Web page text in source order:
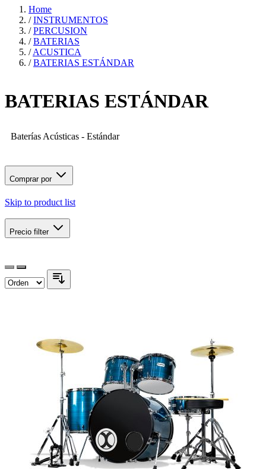
Home
/ INSTRUMENTOS
/ PERCUSION
/ BATERIAS
/ ACUSTICA
/ BATERIAS ESTÁNDAR
BATERIAS ESTÁNDAR
Baterías Acústicas - Estándar
Comprar por
Skip to product list
Precio filter